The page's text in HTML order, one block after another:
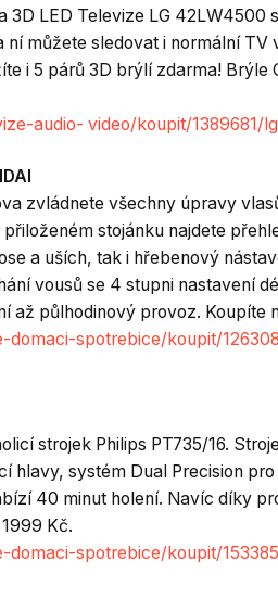
3D LED Televize LG 42LW4500
ní můžete sledovat i normální
i 5 párů 3D brýlí zdarma! Brýle
audio- video/koupit/
zvládnete všechny úpravy
stojánku najdete
a uších, tak i hřebenový
vousů se 4 stupni nastavení
až půlhodinový provoz. Koupíte
spotrebice/koupit/
strojek Philips PT735/16.
hlavy, systém Dual Precision
40 minut holení. Navíc díky
Kč.
spotrebice/koupit/